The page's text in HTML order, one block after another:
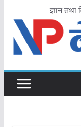
ज्ञान तथा